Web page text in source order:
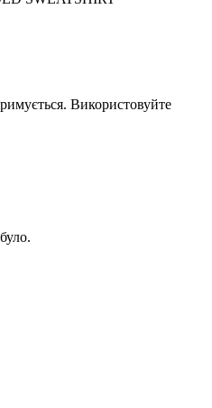
Використовуйте